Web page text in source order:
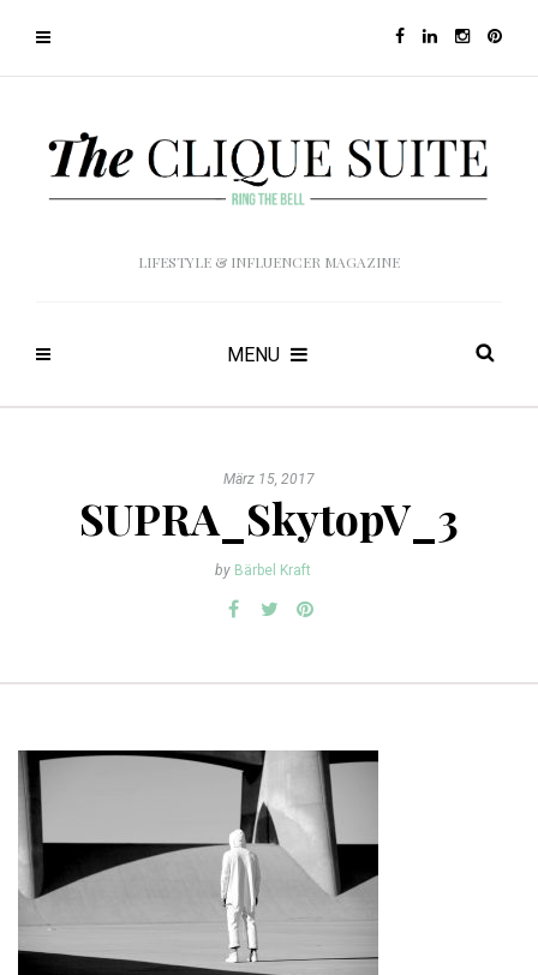
LIFESTYLE & INFLUENCER MAGAZINE
MENU
März 15, 2017
SUPRA_SkytopV_3
by Bärbel Kraft